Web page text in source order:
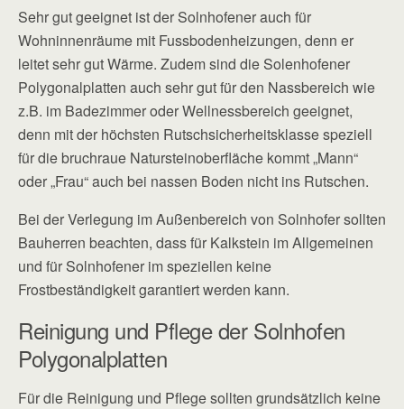
Sehr gut geeignet ist der Solnhofener auch für
Wohninnenräume mit Fussbodenheizungen, denn er
leitet sehr gut Wärme. Zudem sind die Solenhofener
Polygonalplatten auch sehr gut für den Nassbereich wie
z.B. im Badezimmer oder Wellnessbereich geeignet,
denn mit der höchsten Rutschsicherheitsklasse speziell
für die bruchraue Natursteinoberfläche kommt „Mann“
oder „Frau“ auch bei nassen Boden nicht ins Rutschen.
Bei der Verlegung im Außenbereich von Solnhofer sollten
Bauherren beachten, dass für Kalkstein im Allgemeinen
und für Solnhofener im speziellen keine
Frostbeständigkeit garantiert werden kann.
Reinigung und Pflege der Solnhofen
Polygonalplatten
Für die Reinigung und Pflege sollten grundsätzlich keine